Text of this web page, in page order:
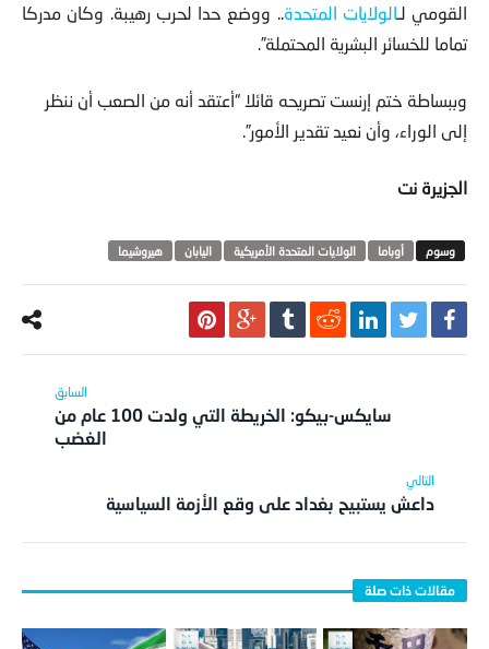
القومي لـ الولايات المتحدة .. ووضع حدا لحرب رهيبة. وكان مدركا
تماما للخسائر البشرية المحتملة”.
وببساطة ختم إرنست تصريحه قائلا “أعتقد أنه من الصعب أن ننظر
إلى الوراء، وأن نعيد تقدير الأمور”.
الجزيرة نت
أوباما الولايات المتحدة الأمريكية اليابان هيروشيما
سايكس-بيكو: الخريطة التي ولدت 100 عام من
الغضب
داعش يستبيح بغداد على وقع الأزمة السياسية